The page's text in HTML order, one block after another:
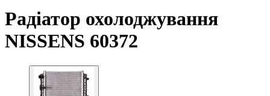
Радіатор охолоджування
NISSENS 60372